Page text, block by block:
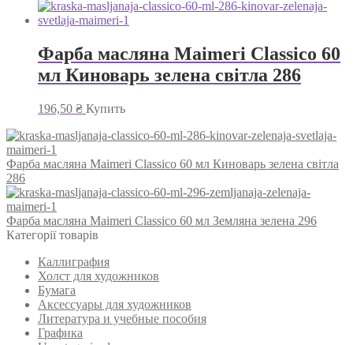
Фарба масляна Maimeri Classico 60
мл Киноварь зелена світла 286
196,50 ₴ Купить
Фарба масляна Maimeri Classico 60 мл Киноварь зелена світла
286
Фарба масляна Maimeri Classico 60 мл Земляна зелена 296
Категорії товарів
Каллиграфия
Холст для художников
Бумага
Аксессуары для художников
Литература и учебные пособия
Графика